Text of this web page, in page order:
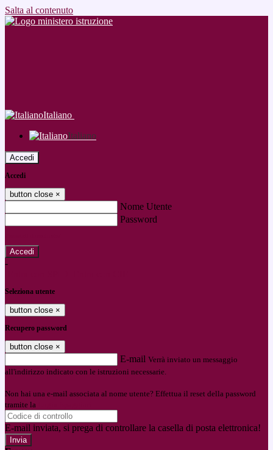
Salta al contenuto
Italiano
Italiano
Accedi
Accedi
button close ×
Nome Utente
Password
-
Seleziona utente
button close ×
Recupero password
button close ×
E-mail Verrà inviato un messaggio
all'indirizzo indicato con le istruzioni necessarie.
Non hai una e-mail associata al nome utente? Effettua il reset della password
tramite la
E-mail inviata, si prega di controllare la casella di posta elettronica!